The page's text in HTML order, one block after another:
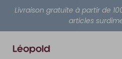
Livraison gratuite à partir de
articles